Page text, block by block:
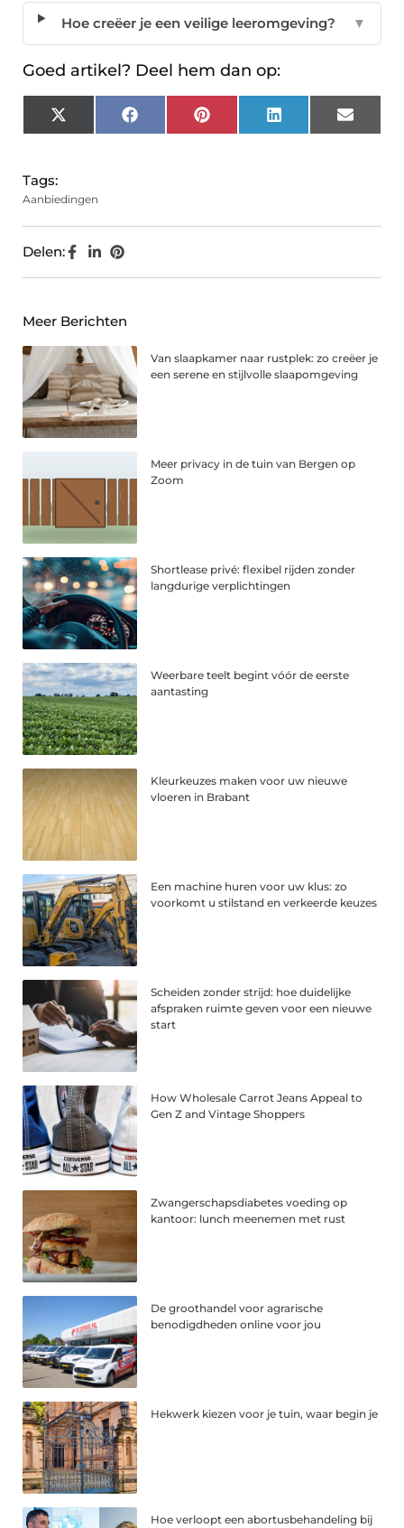
Hoe creëer je een veilige leeromgeving? ▼
Goed artikel? Deel hem dan op:
X
(Twitter)
FacebookPinterest LinkedIn Email
Tags:
Aanbiedingen
Delen:
Meer Berichten
Van slaapkamer naar rustplek: zo creëer je
een serene en stijlvolle slaapomgeving
Meer privacy in de tuin van Bergen op
Zoom
Shortlease privé: flexibel rijden zonder
langdurige verplichtingen
Weerbare teelt begint vóór de eerste
aantasting
Kleurkeuzes maken voor uw nieuwe
vloeren in Brabant
Een machine huren voor uw klus: zo
voorkomt u stilstand en verkeerde keuzes
Scheiden zonder strijd: hoe duidelijke
afspraken ruimte geven voor een nieuwe
start
How Wholesale Carrot Jeans Appeal to
Gen Z and Vintage Shoppers
Zwangerschapsdiabetes voeding op
kantoor: lunch meenemen met rust
De groothandel voor agrarische
benodigdheden online voor jou
Hekwerk kiezen voor je tuin, waar begin je
Hoe verloopt een abortusbehandeling bij